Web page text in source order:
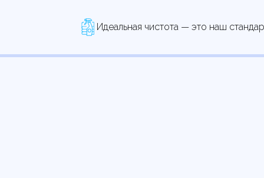
Идеальная чистота — это наш